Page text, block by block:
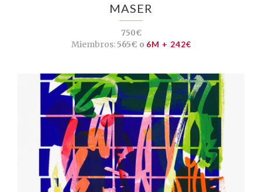
MASER
750€
Miembros:565€ o 6M + 242€